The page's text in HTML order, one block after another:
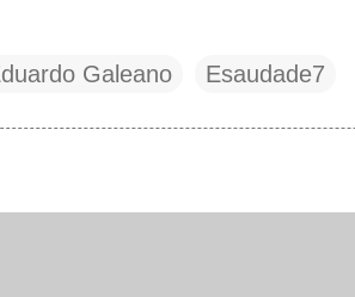
Galeano Esaudade7